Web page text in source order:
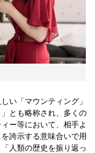
い「マウンティング」
とも略称され、多くの
ー等において、相手よ
誇示する意味合いで用
人類の歴史を振り返っ